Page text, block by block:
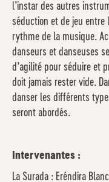
l’instar des autres
séduction et de jeu entre
rythme de la musique.
danseurs et danseuses
d’agilité pour séduire et
doit jamais rester vide.
danser les différents
seront abordés.
Intervenantes :
La Surada : Eréndira